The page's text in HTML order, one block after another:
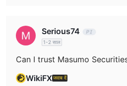
confirms the firm’s compliance
designed to safeguard investor
Serious74
1-2 साल
WikiFXजवाब दें